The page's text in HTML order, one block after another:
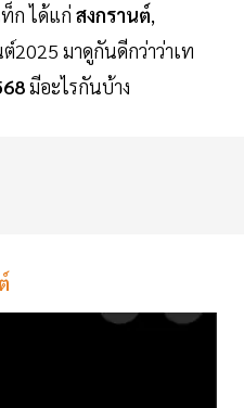
ก ได้แก่ สงกรานต์,
2025 มาดูกันดีกว่าว่าเท
มีอะไรกันบ้าง